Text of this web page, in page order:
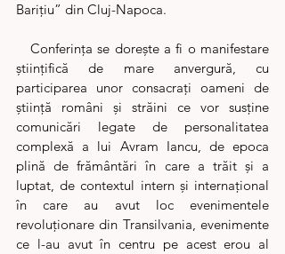
Barițiu” din Cluj-Napoca.
științifică de mare anvergură, cu
participarea unor consacrați oameni de
știință români și străini ce vor susține
comunicări legate de personalitatea
complexă a lui Avram Iancu, de epoca
plină de frământări în care a trăit și a
luptat, de contextul intern și internațional
în care au avut loc evenimentele
revoluționare din Transilvania, evenimente
ce l-au avut în centru pe acest erou al